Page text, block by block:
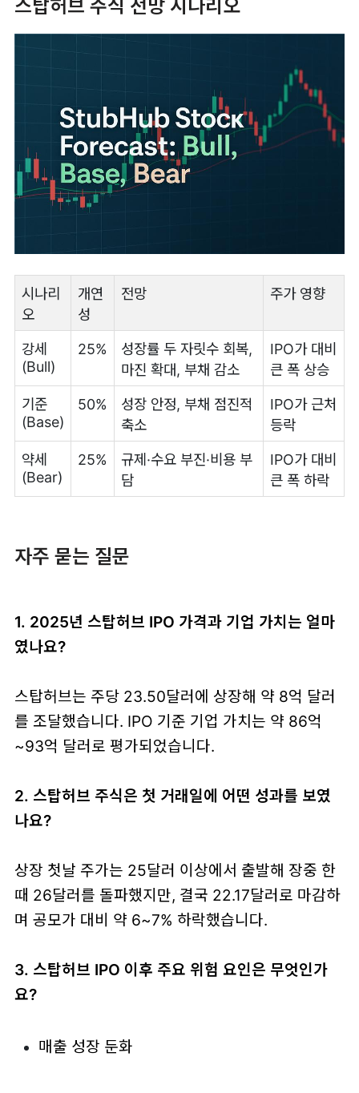
스탑허브 주식 전망 시나리오
시나리
오
개연
성
전망 주가 영향
강세
(Bull)
25%
성장률 두 자릿수 회복,
마진 확대, 부채 감소
IPO가 대비
큰 폭 상승
기준
(Base)
50%
성장 안정, 부채 점진적
축소
IPO가 근처
등락
약세
(Bear)
25%
규제·수요 부진·비용 부
담
IPO가 대비
큰 폭 하락
자주 묻는 질문
1. 2025년 스탑허브 IPO 가격과 기업 가치는 얼마
였나요?
스탑허브는 주당 23.50달러에 상장해 약 8억 달러
를 조달했습니다. IPO 기준 기업 가치는 약 86억
~93억 달러로 평가되었습니다.
2. 스탑허브 주식은 첫 거래일에 어떤 성과를 보였
나요?
상장 첫날 주가는 25달러 이상에서 출발해 장중 한
때 26달러를 돌파했지만, 결국 22.17달러로 마감하
며 공모가 대비 약 6~7% 하락했습니다.
3. 스탑허브 IPO 이후 주요 위험 요인은 무엇인가
요?
매출 성장 둔화